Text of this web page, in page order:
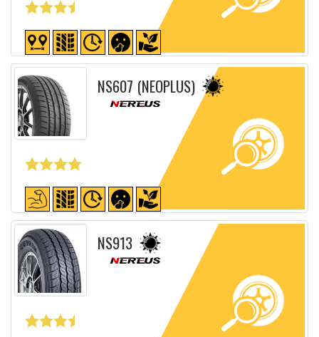
Fiche détaillée
NS607 (NEOPLUS)
Fiche détaillée
NS913